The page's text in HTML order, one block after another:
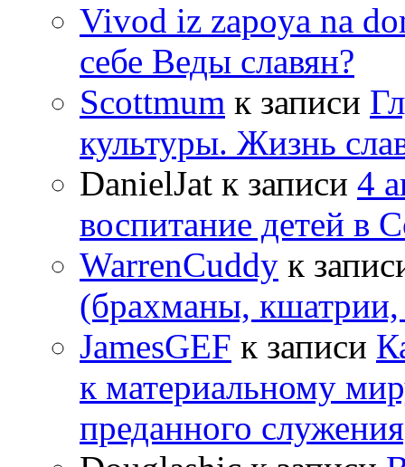
Vivod iz zapoya na
себе Веды славян?
Scottmum к записи
культуры. Жизнь
DanielJat к записи 4
воспитание детей в
WarrenCuddy к
(брахманы,
JamesGEF к записи
к материальному
преданного